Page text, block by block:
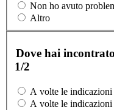
Non ho avuto
Altro
Dove hai
1/2
A volte le indicazioni
A volte le indicazioni